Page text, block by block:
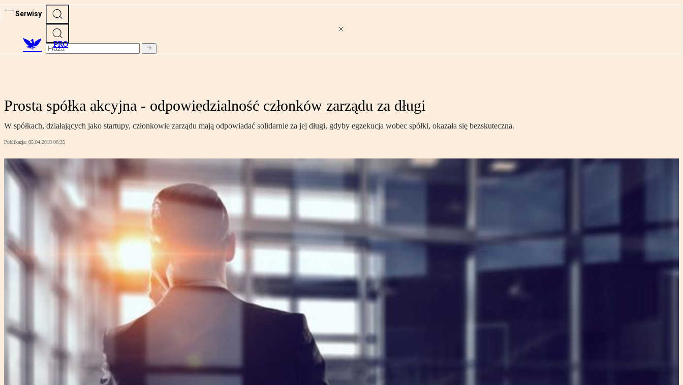
Serwisy
PRO
Prosta spółka akcyjna - odpowiedzialność członków zarządu za długi
W spółkach, działających jako startupy, członkowie zarządu mają odpowiadać solidarnie za jej długi, gdyby egzekucja wobec spółki, okazała się bezskuteczna.
Publikacja: 05.04.2019 06:35